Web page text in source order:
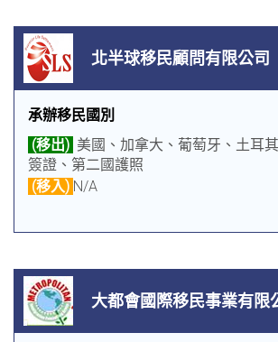
北半球移民顧問有限公司
承辦移民國別
(移出) 美國、加拿大、葡萄牙、土耳
簽證、第二國護照
(移入) N/A
大都會國際移民事業有限